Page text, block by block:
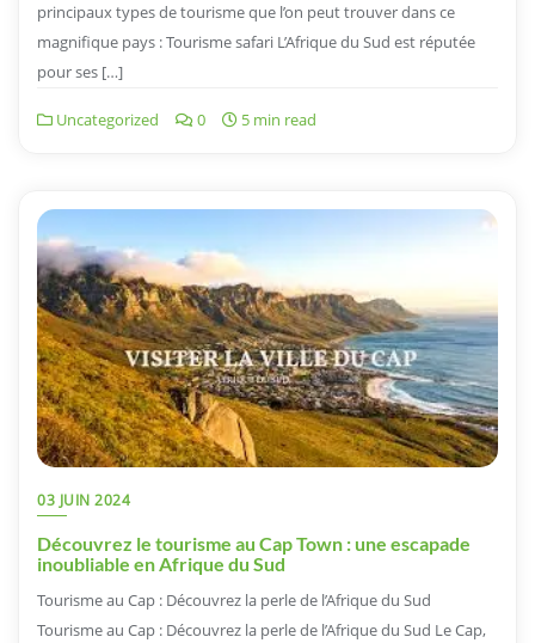
principaux types de tourisme que l’on peut trouver dans ce
magnifique pays : Tourisme safari L’Afrique du Sud est réputée
pour ses […]
Uncategorized 0 5 min read
03 JUIN 2024
Découvrez le tourisme au Cap Town : une escapade
inoubliable en Afrique du Sud
Tourisme au Cap : Découvrez la perle de l’Afrique du Sud
Tourisme au Cap : Découvrez la perle de l’Afrique du Sud Le Cap,